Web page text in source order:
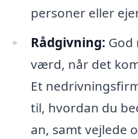
personer eller
Rådgivning: God
værd, når det
Et
til, hvordan du
an, samt vejlede